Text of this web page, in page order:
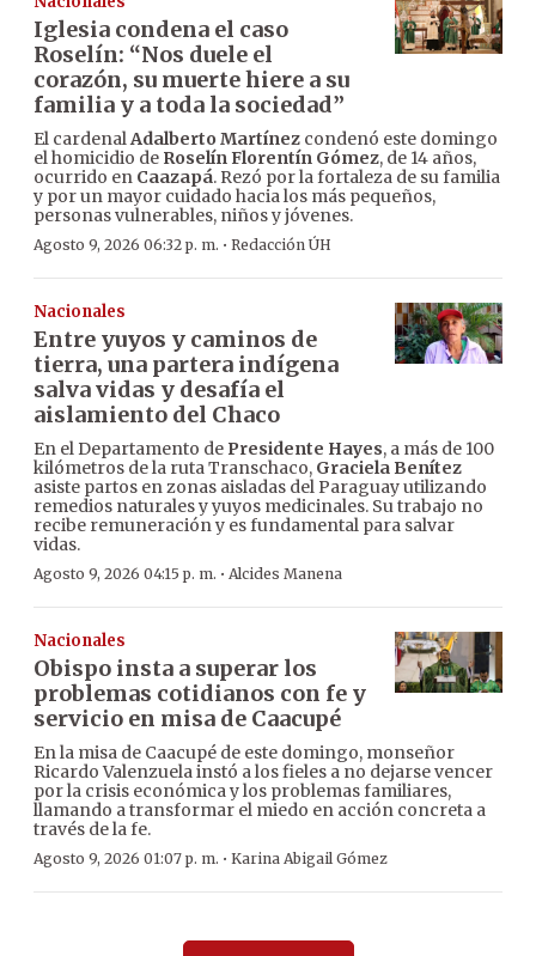
Iglesia condena el caso
Roselín: “Nos duele el
corazón, su muerte hiere a su
familia y a toda la sociedad”
El cardenalAdalberto Martínez condenó este domingo
el homicidio de Roselín Florentín Gómez, de 14 años,
ocurrido en Caazapá. Rezó por la fortaleza de su familia
y por un mayor cuidado hacia los más pequeños,
personas vulnerables, niños y jóvenes.
Agosto 9, 2026 06:32 p. m. · Redacción ÚH
Nacionales
Entre yuyos y caminos de
tierra, una partera indígena
salva vidas y desafía el
aislamiento del Chaco
En el Departamento de Presidente Hayes, a más de 100
kilómetros de la ruta Transchaco, Graciela Benítez
asiste partos en zonas aisladas del Paraguay utilizando
remedios naturales y yuyos medicinales. Su trabajo no
recibe remuneración y es fundamental para salvar
vidas.
Agosto 9, 2026 04:15 p. m. · Alcides Manena
Nacionales
Obispo insta a superar los
problemas cotidianos con fe y
servicio en misa de Caacupé
En la misa de Caacupé de este domingo, monseñor
Ricardo Valenzuela instó a los fieles a no dejarse vencer
por la crisis económica y los problemas familiares,
llamando a transformar el miedo en acción concreta a
través de la fe.
Agosto 9, 2026 01:07 p. m. · Karina Abigail Gómez